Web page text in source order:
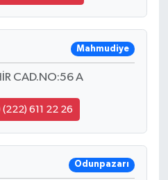
Mahmudiye
CAD.NO:56 A
(222) 611 22 26
Odunpazarı